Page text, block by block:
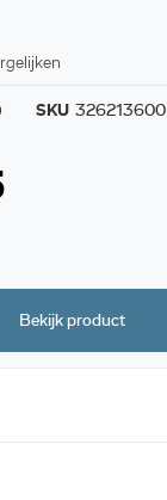
SKU 326213600
Bekijk product